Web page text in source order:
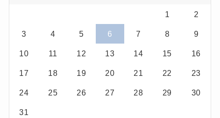
1 2
3 4 5 6 7 8 9
10 11 12 13 14 15 16
17 18 19 20 21 22 23
24 25 26 27 28 29 30
31